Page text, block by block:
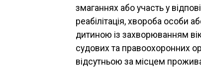
змаганнях або участь у
реабілітація, хвороба особи
дитиною із захворюванням
судових та правоохоронних
відсутньою за місцем